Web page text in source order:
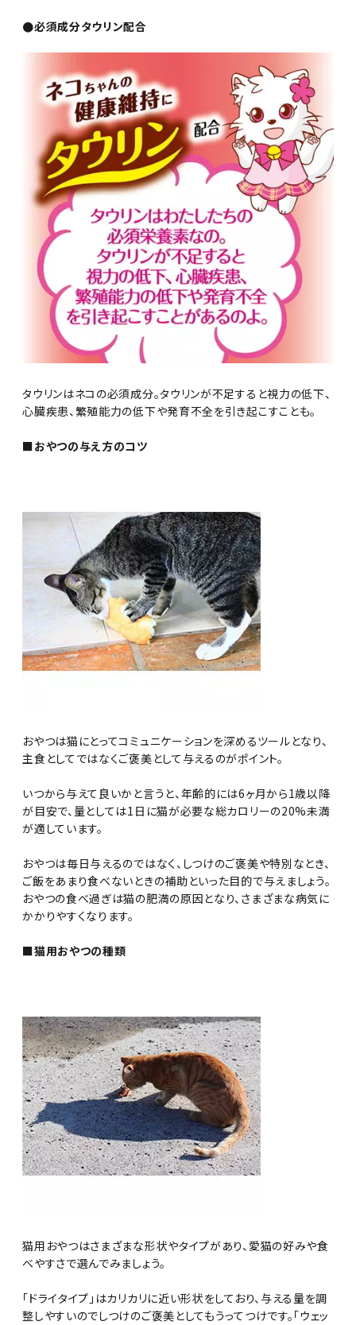
●必須成分タウリン配合
タウリンはネコの必須成分。タウリンが不足すると視力の低下、
心臓疾患、繁殖能力の低下や発育不全を引き起こすことも。
■おやつの与え方のコツ
おやつは猫にとってコミュニケーションを深めるツールとなり、
主食としてではなくご褒美として与えるのがポイント。
いつから与えて良いかと言うと、年齢的には6ヶ月から1歳以降
が目安で、量としては1日に猫が必要な総カロリーの20%未満
が適しています。
おやつは毎日与えるのではなく、しつけのご褒美や特別なとき、
ご飯をあまり食べないときの補助といった目的で与えましょう。
おやつの食べ過ぎは猫の肥満の原因となり、さまざまな病気に
かかりやすくなります。
■猫用おやつの種類
猫用おやつはさまざまな形状やタイプがあり、愛猫の好みや食
べやすさで選んでみましょう。
「ドライタイプ」はカリカリに近い形状をしており、与える量を調
整しやすいのでしつけのご褒美としてもうってつけです。「ウェッ